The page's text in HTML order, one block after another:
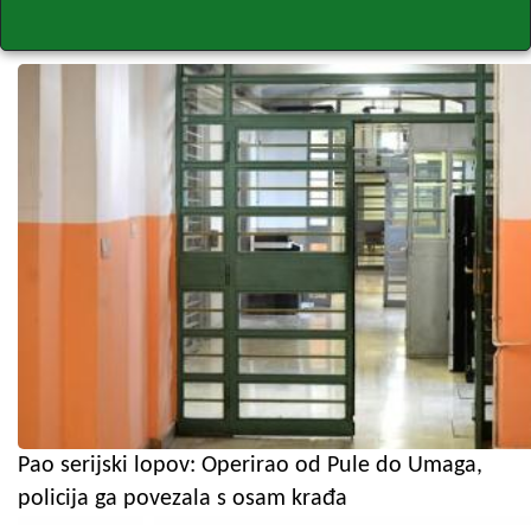
Pao serijski lopov: Operirao od Pule do Umaga,
policija ga povezala s osam krađa